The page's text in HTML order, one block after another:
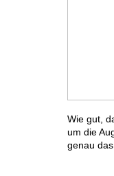
Wie gut,
um die
genau